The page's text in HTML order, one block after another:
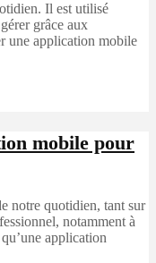
Il est utilisé
grâce aux
une application mobile
mobile pour
notre quotidien, tant sur
notamment à
application